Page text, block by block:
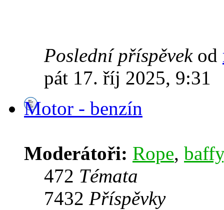
Poslední příspěvekod
pát 17. říj 2025, 9:31
Motor - benzín
Moderátoři: Rope, baffy
472 Témata
7432 Příspěvky